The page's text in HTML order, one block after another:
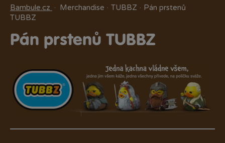
Baby Značky
Bambule.cz · Merchandise · TUBBZ · Pán prstenů
TUBBZ
Pán prstenů TUBBZ